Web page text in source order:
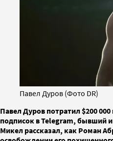
Павел Дуров (Фото DR)
Павел Дуров потратил $200
подписок в Telegram, бывший
Микел рассказал, как Роман